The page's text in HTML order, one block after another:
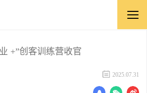
+”创客训练营收官
2025.07.31